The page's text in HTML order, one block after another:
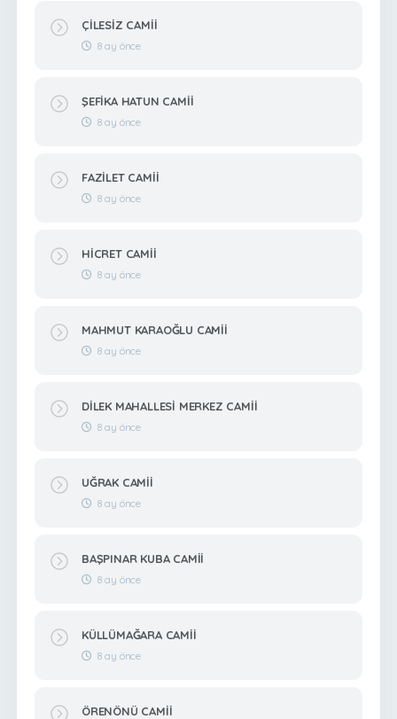
ÇİLESİZ CAMİİ
8 ay önce
ŞEFİKA HATUN CAMİİ
8 ay önce
FAZİLET CAMİİ
8 ay önce
HİCRET CAMİİ
8 ay önce
MAHMUT KARAOĞLU CAMİİ
8 ay önce
DİLEK MAHALLESİ MERKEZ CAMİİ
8 ay önce
UĞRAK CAMİİ
8 ay önce
BAŞPINAR KUBA CAMİİ
8 ay önce
KÜLLÜMAĞARA CAMİİ
8 ay önce
ÖRENÖNÜ CAMİİ